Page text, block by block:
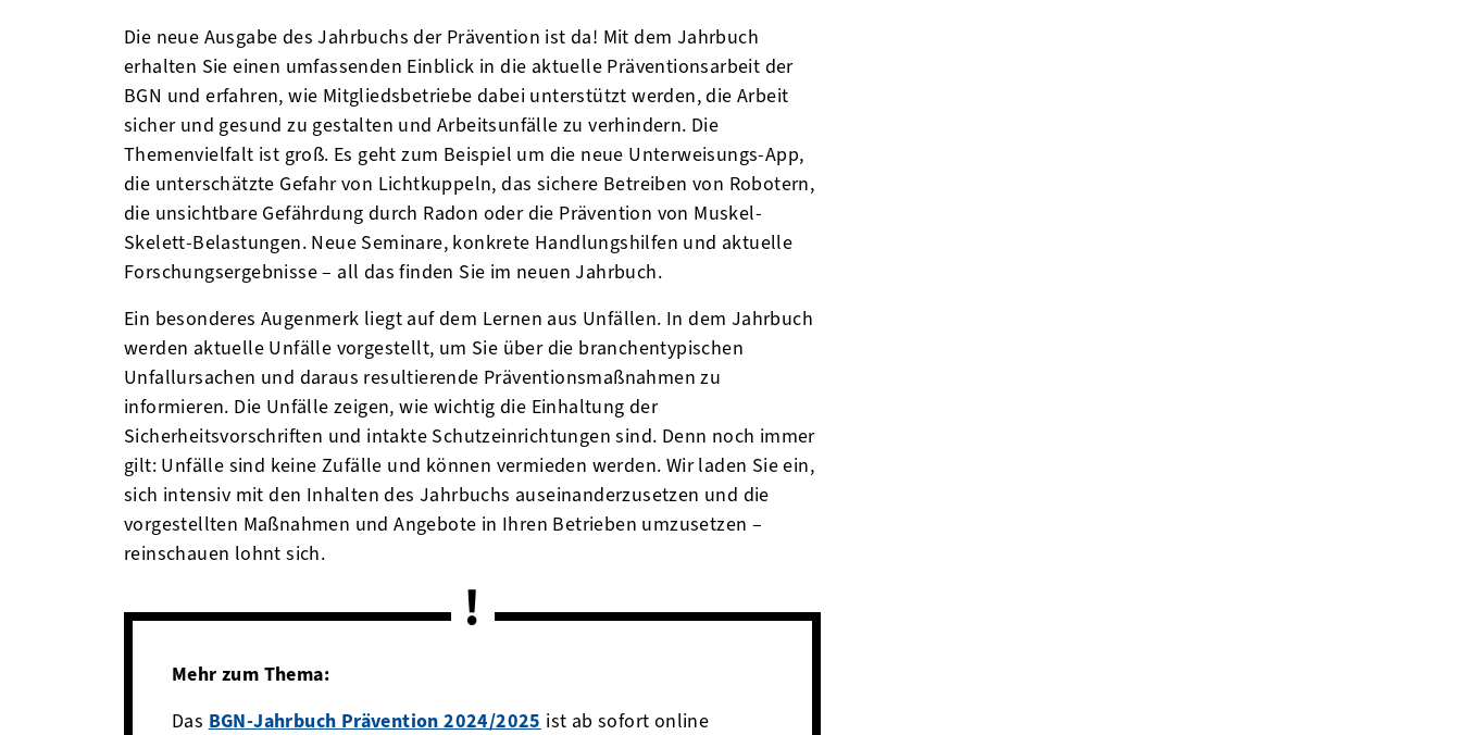
Die neue Ausgabe des Jahrbuchs der Prävention ist da! Mit dem Jahrbuch
erhalten Sie einen umfassenden Einblick in die aktuelle Präventionsarbeit der
BGN und erfahren, wie Mitgliedsbetriebe dabei unterstützt werden, die Arbeit
sicher und gesund zu gestalten und Arbeitsunfälle zu verhindern. Die
Themenvielfalt ist groß. Es geht zum Beispiel um die neue Unterweisungs-App,
die unterschätzte Gefahr von Lichtkuppeln, das sichere Betreiben von Robotern,
die unsichtbare Gefährdung durch Radon oder die Prävention von Muskel-
Skelett-Belastungen. Neue Seminare, konkrete Handlungshilfen und aktuelle
Forschungsergebnisse – all das finden Sie im neuen Jahrbuch.
Ein besonderes Augenmerk liegt auf dem Lernen aus Unfällen. In dem Jahrbuch
werden aktuelle Unfälle vorgestellt, um Sie über die branchentypischen
Unfallursachen und daraus resultierende Präventionsmaßnahmen zu
informieren. Die Unfälle zeigen, wie wichtig die Einhaltung der
Sicherheitsvorschriften und intakte Schutzeinrichtungen sind. Denn noch immer
gilt: Unfälle sind keine Zufälle und können vermieden werden. Wir laden Sie ein,
sich intensiv mit den Inhalten des Jahrbuchs auseinanderzusetzen und die
vorgestellten Maßnahmen und Angebote in Ihren Betrieben umzusetzen –
reinschauen lohnt sich.
Mehr zum Thema:
Das BGN-Jahrbuch Prävention 2024/2025 ist ab sofort online